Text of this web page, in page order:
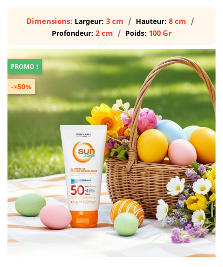
Dimensions: Largeur: 3 cm Hauteur: 8 cm
Profondeur: 2 cm Poids: 100 Gr
PROMO !
->50%